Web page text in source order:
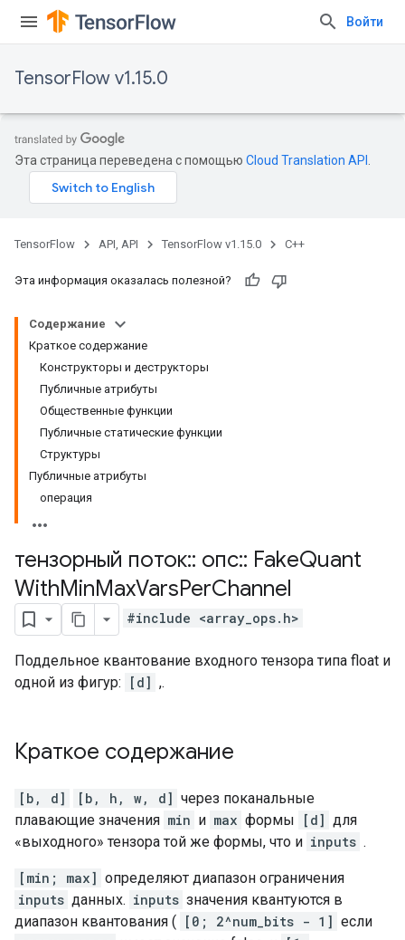
Войти
TensorFlow v1.15.0
Эта страница переведена с помощью Cloud Translation API
TensorFlow API, API TensorFlow v1.15.0 C++
Эта информация оказалась полезной?
Содержание
Краткое содержание
Конструкторы и деструкторы
Публичные атрибуты
Общественные функции
Публичные статические функции
Структуры
Публичные атрибуты
операция
тензорный поток:: опс:: FakeQuant
WithMinMaxVarsPerChannel
#include <array_ops.h>
Поддельное квантование входного тензора типа float и
одной из фигур:
[d] ,.
Краткое содержание
[b, d] [b, h, w, d] через поканальные
плавающие значения min и max формы [d] для
«выходного» тензора той же формы, что и inputs .
[min; max] определяют диапазон ограничения
inputs данных. inputs значения квантуются в
диапазон квантования ( [0; 2^num_bits - 1] если